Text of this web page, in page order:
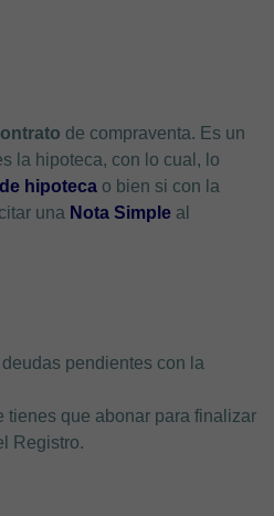
de compraventa. Es un
la hipoteca, con lo cual, lo
hipoteca o bien si con la
una Nota Simple al
pendientes con la
tienes que abonar para finalizar
Registro.